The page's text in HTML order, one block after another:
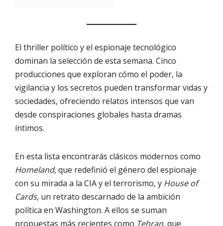
El thriller político y el espionaje tecnológico
dominan la selección de esta semana. Cinco
producciones que exploran cómo el poder, la
vigilancia y los secretos pueden transformar vidas y
sociedades, ofreciendo relatos intensos que van
desde conspiraciones globales hasta dramas
íntimos.
En esta lista encontrarás clásicos modernos como
Homeland, que redefinió el género del espionaje
con su mirada a la CIA y el terrorismo, y House of
Cards, un retrato descarnado de la ambición
política en Washington. A ellos se suman
propuestas más recientes como Tehran, que